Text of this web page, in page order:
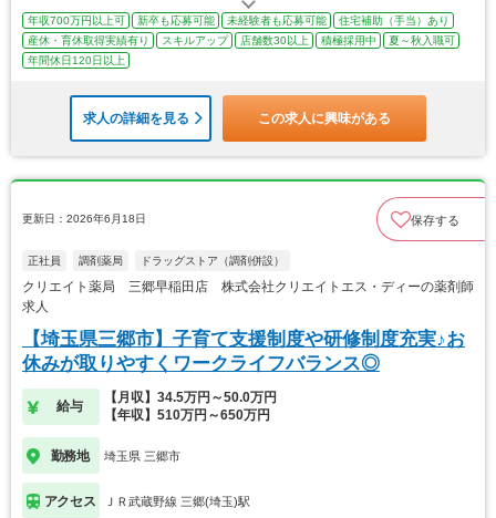
年収700万円以上可 新卒も応募可能 未経験者も応募可能
住宅補助（手当）あり
産休・育休取得実績有り
スキルアップ 店舗数30以上 積極採用中
夏～秋入職可
年間休日120日以上
求人の詳細を見る この求人に興味がある
更新日：2026年6月18日 保存する
正社員 調剤薬局 ドラッグストア（調剤併設）
クリエイト薬局 三郷早稲田店 株式会社クリエイトエス・ディーの薬剤師
求人
【埼玉県三郷市】子育て支援制度や研修制度充実♪お
休みが取りやすくワークライフバランス◎
給与
【月収】34.5万円～50.0万円
【年収】510万円～650万円
勤務地 埼玉県 三郷市
アクセス ＪＲ武蔵野線 三郷(埼玉)駅